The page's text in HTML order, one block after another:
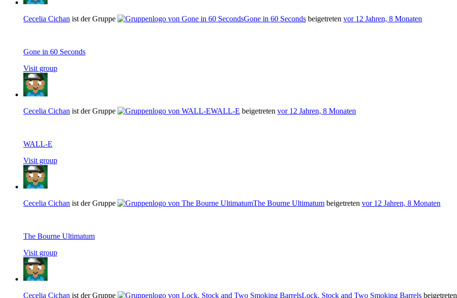
Cecelia Cichan ist der Gruppe Gone in 60 Seconds beigetreten vor 12 Jahren, 8 Monaten
Gone in 60 Seconds
Visit group
Cecelia Cichan ist der Gruppe WALL-E beigetreten vor 12 Jahren, 8 Monaten
WALL-E
Visit group
Cecelia Cichan ist der Gruppe The Bourne Ultimatum beigetreten vor 12 Jahren, 8 Monaten
The Bourne Ultimatum
Visit group
Cecelia Cichan ist der Gruppe Lock, Stock and Two Smoking Barrels beigetreten